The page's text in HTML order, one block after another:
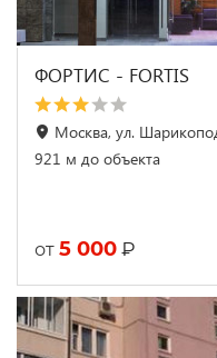
ФОРТИС - FORTIS
Москва, ул.
921 м до объекта
от 5 000 ₽